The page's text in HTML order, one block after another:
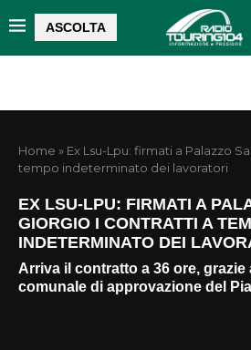
ASCOLTA
Home » Ex Lsu-Lpu: firmati a Palazzo
tempo indeterminato dei lavoratori
EX LSU-LPU: FIRMATI A
GIORGIO I CONTRATTI A
INDETERMINATO DEI
Arriva il contratto a 36 ore, grazie
comunale di approvazione del